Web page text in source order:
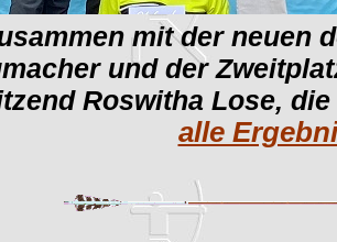
mit der neuen
und der
Roswitha Lose,
alle